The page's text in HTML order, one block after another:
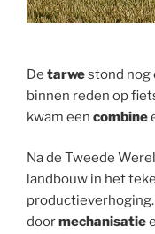
De tarwestond nog
binnen reden op
kwam een combine
Na de Tweede
landbouw in het
doormechanisatie